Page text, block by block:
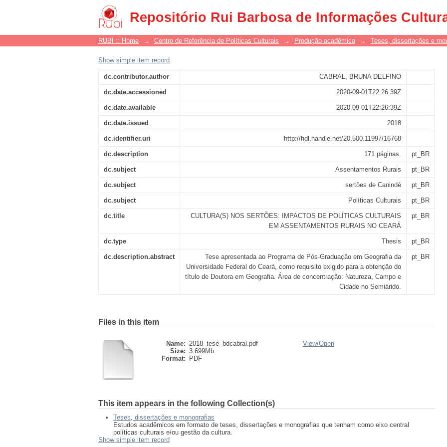
Repositório Rui Barbosa de Informações
CULTURA(S) NOS SERTÕES: IMPACTOS DE
ASSENTAMENTOS RURAIS NO CEARÁ
RUBI :: Home → Centro de Referência de Políticas Culturais → Produção acadêmica → Teses, dissertações e
Show simple item record
dc.contributor.author CABRAL, BRUNA DELFINO
dc.date.accessioned 2020-09-01T22:26:39Z
dc.date.available 2020-09-01T22:26:39Z
dc.date.issued 2018
dc.identifier.uri http://hdl.handle.net/20.500.11997/16768
dc.description 171 páginas. pt_BR
dc.subject Assentamentos Rurais pt_BR
dc.subject sertões de Canindé pt_BR
dc.subject Políticas Culturais pt_BR
dc.title
CULTURA(S) NOS SERTÕES: IMPACTOS DE POLÍTICAS CULTURAIS
EM ASSENTAMENTOS RURAIS NO CEARÁ
pt_BR
dc.type Thesis pt_BR
dc.description.abstract
Tese apresentada ao Programa de Pós-Graduação em Geografia da
Universidade Federal do Ceará, como requisito exigido para a obtenção do
título de Doutora em Geografia. Área de concentração: Natureza, Campo e
Cidade no Semiárido.
pt_BR
Files in this item
Name: 2018_tese_bdcabral.pdf
Size: 3.699Mb
Format:
PDF
View/Open
This item appears in the following Collection(s)
Teses, dissertações e monografias
Estudos acadêmicos em formato de teses, dissertações e monografias que tenham como eixo central
políticas culturais e/ou gestão da cultura.
Show simple item record